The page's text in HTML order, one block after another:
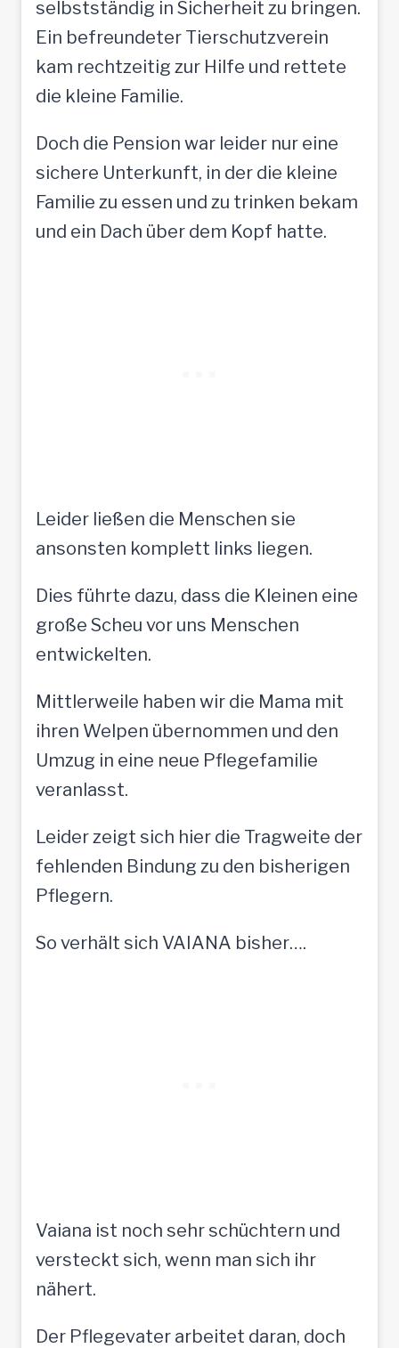
selbstständig in Sicherheit zu bringen.
Ein befreundeter Tierschutzverein
kam rechtzeitig zur Hilfe und rettete
die kleine Familie.
Doch die Pension war leider nur eine
sichere Unterkunft, in der die kleine
Familie zu essen und zu trinken bekam
und ein Dach über dem Kopf hatte.
Leider ließen die Menschen sie
ansonsten komplett links liegen.
Dies führte dazu, dass die Kleinen eine
große Scheu vor uns Menschen
entwickelten.
Mittlerweile haben wir die Mama mit
ihren Welpen übernommen und den
Umzug in eine neue Pflegefamilie
veranlasst.
Leider zeigt sich hier die Tragweite der
fehlenden Bindung zu den bisherigen
Pflegern.
So verhält sich VAIANA bisher….
Vaiana ist noch sehr schüchtern und
versteckt sich, wenn man sich ihr
nähert.
Der Pflegevater arbeitet daran, doch